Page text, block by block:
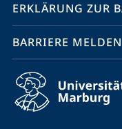
ERKLÄRUNG ZUR
BARRIERE MELDEN